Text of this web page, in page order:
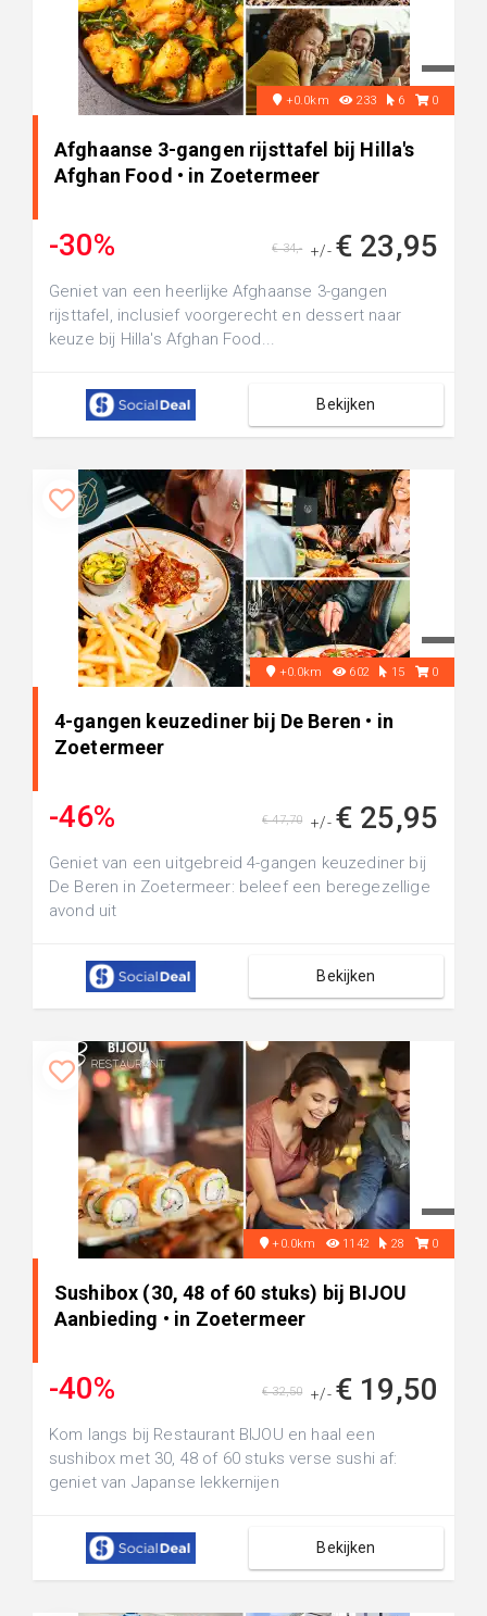
+0.0km 233 6 0
Afghaanse 3-gangen rijsttafel bij Hilla's
Afghan Food • in Zoetermeer
-30% +/- € 23,95
€ 34,-
Geniet van een heerlijke Afghaanse 3-gangen
rijsttafel, inclusief voorgerecht en dessert naar
keuze bij Hilla's Afghan Food...
Bekijken
+0.0km 602 15 0
4-gangen keuzediner bij De Beren • in
Zoetermeer
-46% +/- € 25,95
€ 47,70
Geniet van een uitgebreid 4-gangen keuzediner bij
De Beren in Zoetermeer: beleef een beregezellige
avond uit
Bekijken
+0.0km 1142 28 0
Sushibox (30, 48 of 60 stuks) bij BIJOU
Aanbieding • in Zoetermeer
-40% +/- € 19,50
€ 32,50
Kom langs bij Restaurant BIJOU en haal een
sushibox met 30, 48 of 60 stuks verse sushi af:
geniet van Japanse lekkernijen
Bekijken